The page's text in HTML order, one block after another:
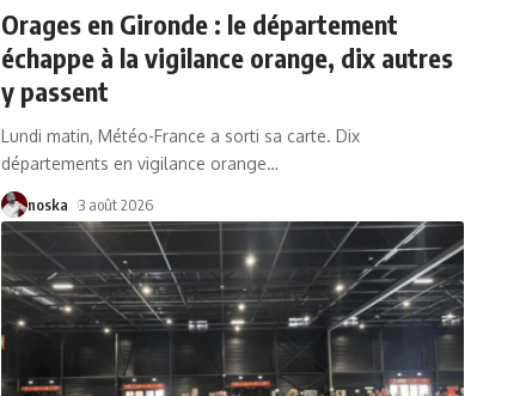
Orages en Gironde : le département
échappe à la vigilance orange, dix autres
y passent
Lundi matin, Météo-France a sorti sa carte. Dix
départements en vigilance orange…
noska 3 août 2026